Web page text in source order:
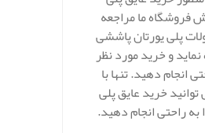
فروشگاه ما مراجعه
پلی یورتان پاششی
و خرید مورد نظر
انجام دهید. تنها با
خرید عایق پلی
به راحتی انجام دهید.